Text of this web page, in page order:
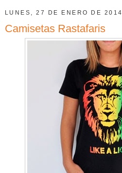
LUNES, 27 DE ENERO DE 2014
Camisetas Rastafaris